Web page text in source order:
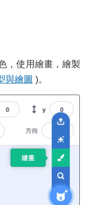
，使用繪畫，繪製
與繪圖 )。